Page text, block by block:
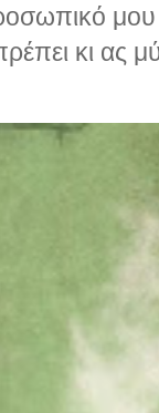
μου
κι ας